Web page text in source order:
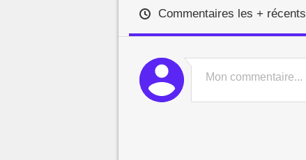
Commentaires les + récents